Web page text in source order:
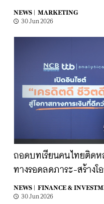
NEWS |
MARKETING
30 Jun 2026
ถอดบทเรียนคนไทยติดห
ทางรอดลดภาระ-สร้างโ
NEWS |
FINANCE &
30 Jun 2026